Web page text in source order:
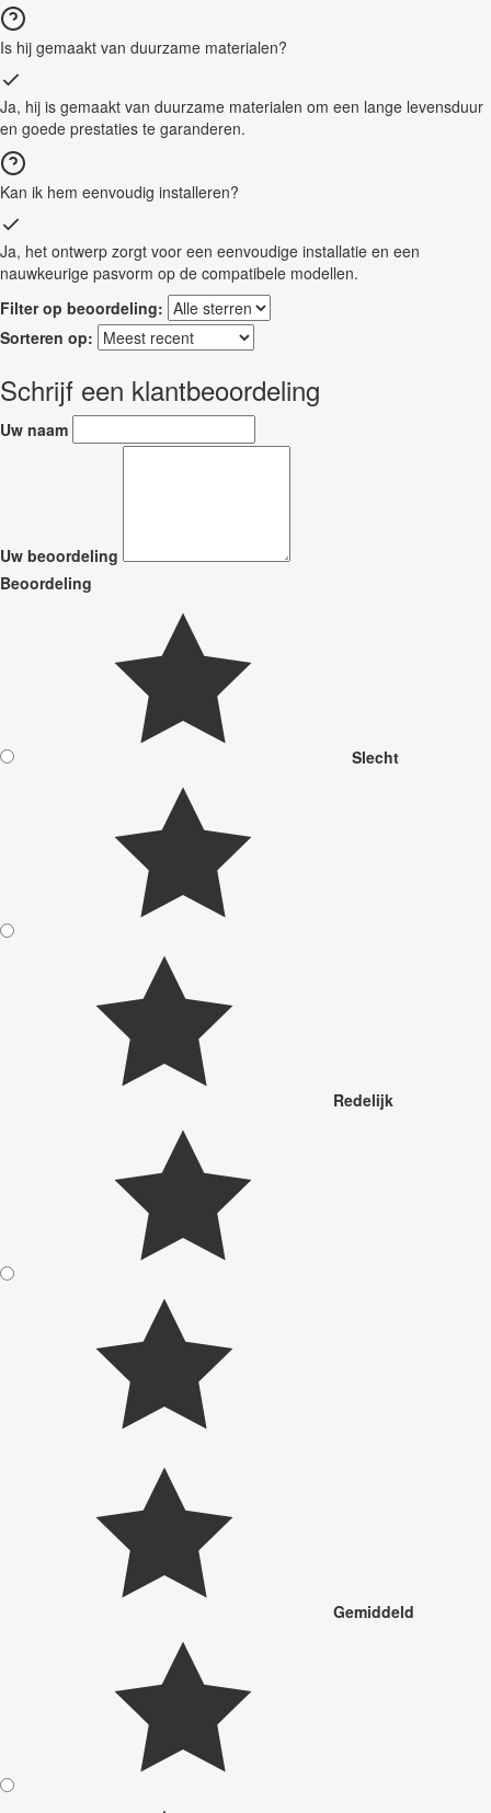
Is hij gemaakt van duurzame materialen?
Ja, hij is gemaakt van duurzame materialen om een lange levensduur
en goede prestaties te garanderen.
Kan ik hem eenvoudig installeren?
Ja, het ontwerp zorgt voor een eenvoudige installatie en een
nauwkeurige pasvorm op de compatibele modellen.
Filter op beoordeling:
Sorteren op:
Schrijf een klantbeoordeling
Uw naam
Uw beoordeling
Beoordeling
Slecht
Redelijk
Gemiddeld